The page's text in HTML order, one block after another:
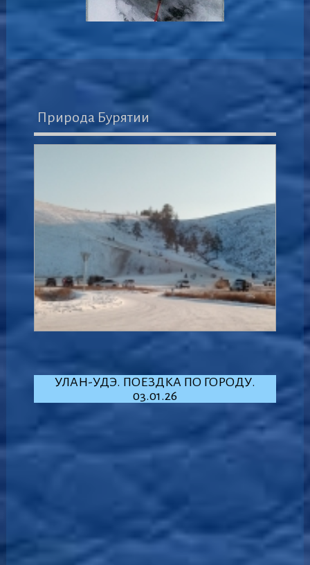
Природа Бурятии
УЛАН-УДЭ. ПОЕЗДКА ПО ГОРОДУ.
03.01.26